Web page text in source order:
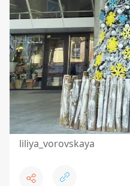
liliya_vorovskaya